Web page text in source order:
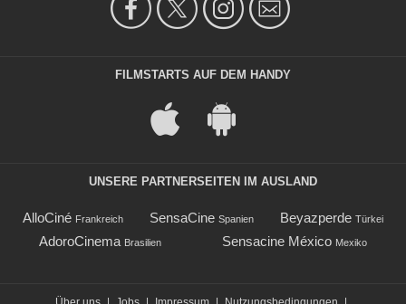
FILMSTARTS AUF DEM HANDY
UNSERE PARTNERSEITEN IM AUSLAND
AlloCiné Frankreich SensaCine Spanien Beyazperde Türkei
AdoroCinema Brasilien Sensacine México Mexiko